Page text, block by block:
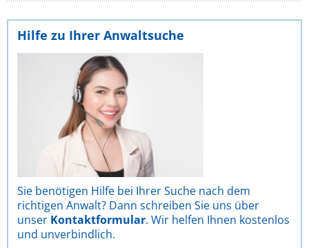
Hilfe zu Ihrer Anwaltsuche
Sie benötigen Hilfe bei Ihrer Suche nach dem
richtigen Anwalt? Dann schreiben Sie uns über
unser Kontaktformular. Wir helfen Ihnen kostenlos
und unverbindlich.